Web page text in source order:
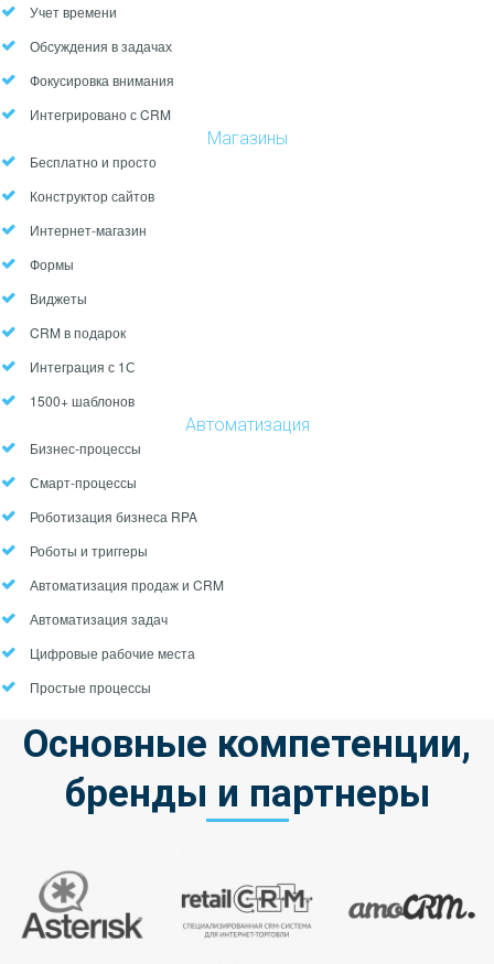
Учет времени
Обсуждения в задачах
Фокусировка внимания
Интегрировано с CRM
Магазины
Бесплатно и просто
Конструктор сайтов
Интернет-магазин
Формы
Виджеты
CRM в подарок
Интеграция с 1С
1500+ шаблонов
Автоматизация
Бизнес-процессы
Смарт-процессы
Роботизация бизнеса RPA
Роботы и триггеры
Автоматизация продаж и CRM
Автоматизация задач
Цифровые рабочие места
Простые процессы
Основные компетенции,
бренды и партнеры